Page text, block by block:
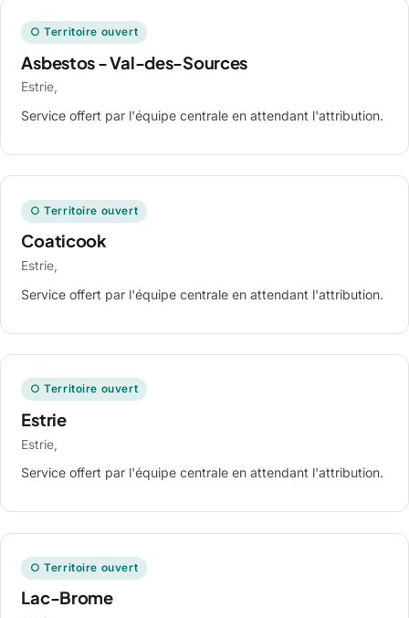
○ Territoire ouvert
Asbestos - Val-des-Sources
Estrie,
Service offert par l'équipe centrale en attendant l'attribution.
○ Territoire ouvert
Coaticook
Estrie,
Service offert par l'équipe centrale en attendant l'attribution.
○ Territoire ouvert
Estrie
Estrie,
Service offert par l'équipe centrale en attendant l'attribution.
○ Territoire ouvert
Lac-Brome